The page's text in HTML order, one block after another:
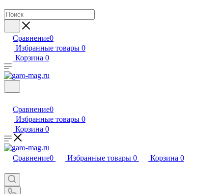
Сравнение0
Избранные товары 0
Корзина 0
Сравнение0
Избранные товары 0
Корзина 0
Сравнение0 Избранные товары 0 Корзина 0